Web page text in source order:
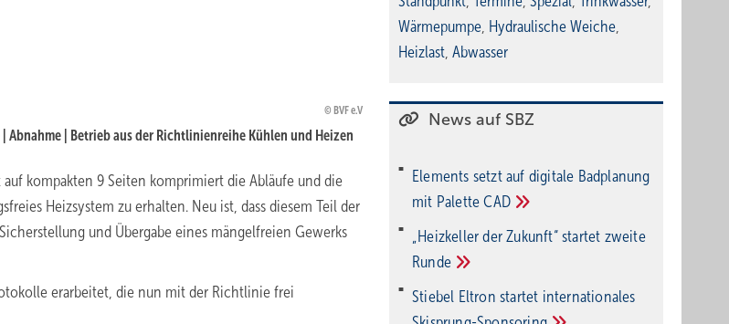
BVF e.V
| Betrieb aus der Richtlinienreihe Kühlen und Heizen
kompakten 9 Seiten komprimiert die Abläufe und die
Heizsystem zu erhalten. Neu ist, dass diesem Teil der
und Übergabe eines mängelfreien Gewerks
erarbeitet, die nun mit der Richtlinie frei
Wärmepumpe, Hydraulische Weiche,
Heizlast, Abwasser
News auf SBZ
Elements setzt auf di­gi­ta­le Bad­pla­nung
mit PaletteCAD
„Heizkeller der Zu­kunft“ star­tet zwei­te
Run­de
Stiebel Eltron startet internatio­nales